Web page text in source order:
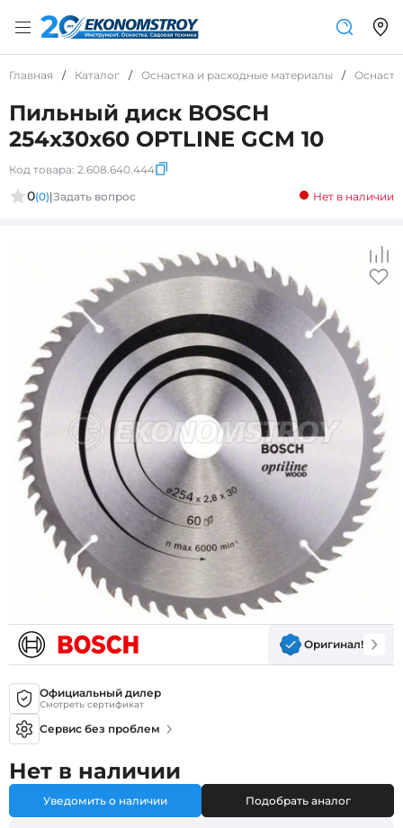
Главная / Каталог / Оснастка и расходные материалы /
Пильный диск BOSCH
254x30x60 OPTLINE GCM 10
Код товара: 2.608.640.444
0(0)|Задать вопрос Нет в наличии
Оригинал!
Официальный дилер
Смотреть сертификат
Сервис без проблем
Нет в наличии
Уведомить о наличии Подобрать аналог